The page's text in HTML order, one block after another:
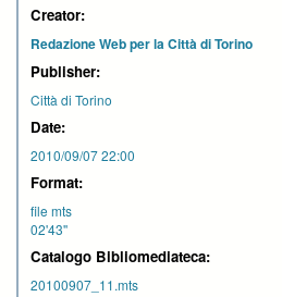
Creator:
Redazione Web per la Città di Torino
Publisher:
Città di Torino
Date:
2010/09/07 22:00
Format:
file mts
02'43''
Catalogo Bibliomediateca:
20100907_11.mts